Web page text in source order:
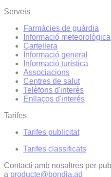
Serveis
Farmàcies de guàrdia
Informació meteorològica
Cartellera
Informació general
Informació turística
Associacions
Centres de salut
Telèfons d'interès
Enllaços d'interés
Tarifes
Tarifes publicitat
Tarifes classificats
Contacti amb nosaltres per
a producte@bondia.ad